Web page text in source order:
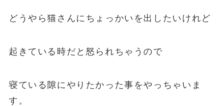
どうやら猫さんにちょっかいを出したいけれど
起きている時だと怒られちゃうので
寝ている隙にやりたかった事をやっちゃいま
す。